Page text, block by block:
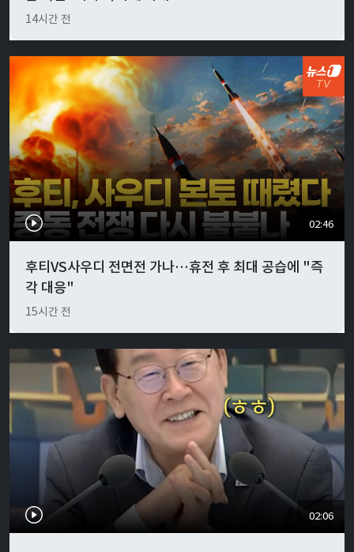
14시간 전
02:46
후티VS사우디 전면전 가나…휴전 후 최대 공습에 "즉
각 대응"
15시간 전
02:06